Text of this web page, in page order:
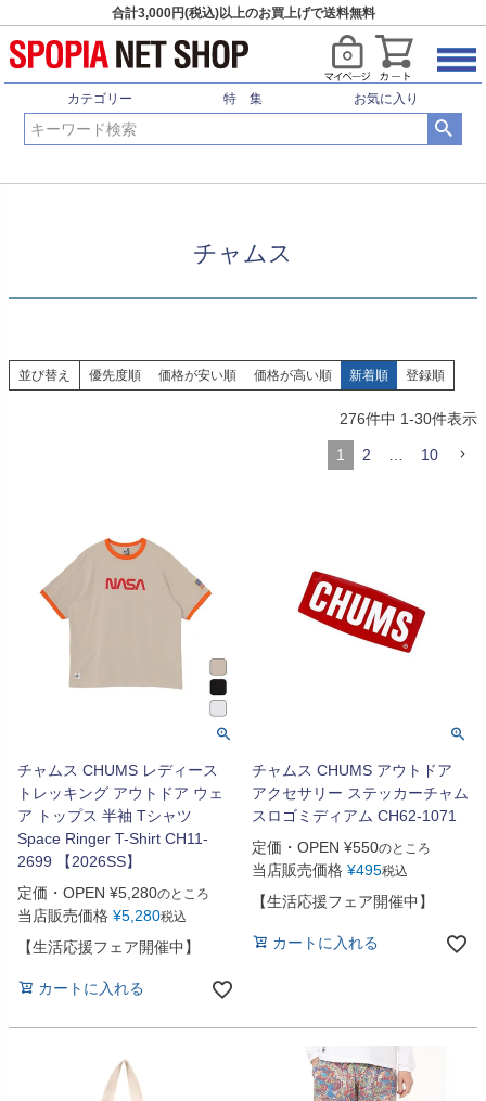
合計3,000円(税込)以上のお買上げで送料無料
カテゴリー 特 集 お気に入り
HOME トレッキング ブランド チャムス
チャムス
並び替え 優先度順 価格が安い順 価格が高い順 新着順 登録順
276件中 1-30件表示
1 2 10
チャムス CHUMS レディース
トレッキング アウトドア ウェ
ア トップス 半袖 Tシャツ
Space Ringer T-Shirt CH11-
2699 【2026SS】
定価・OPEN ¥5,280のところ
当店販売価格 ¥5,280税込
【生活応援フェア開催中】
カートに入れる
チャムス CHUMS アウトドア
アクセサリー ステッカーチャム
スロゴミディアム CH62-1071
定価・OPEN ¥550のところ
当店販売価格 ¥495税込
【生活応援フェア開催中】
カートに入れる